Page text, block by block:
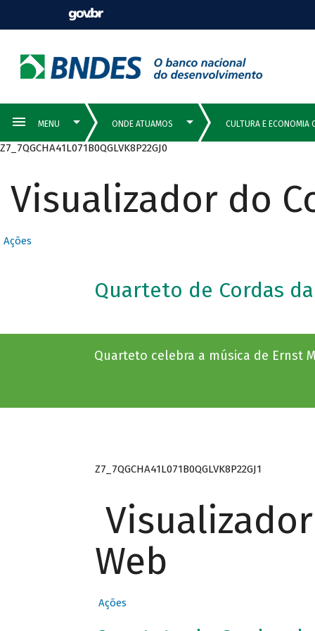
Z7_7QGCHA41L071B0QGLVK8P22GJ0
Visualizador do
Ações
Quarteto de Cordas da
Quarteto celebra a música de Ernst
Z7_7QGCHA41L071B0QGLVK8P22GJ1
Web
Ações